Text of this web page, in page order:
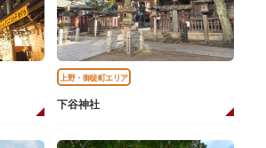
上野・御徒町エリア
下谷神社